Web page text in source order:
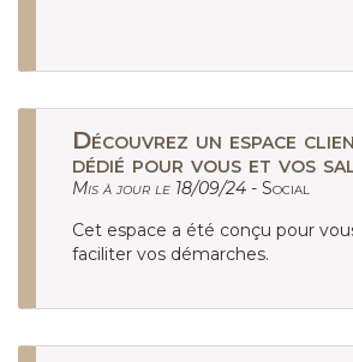
Découvrez un espace
dédié pour vous et vos
Mis à jour le 18/09/24 - Social
Cet espace a été conçu pour
faciliter vos démarches.